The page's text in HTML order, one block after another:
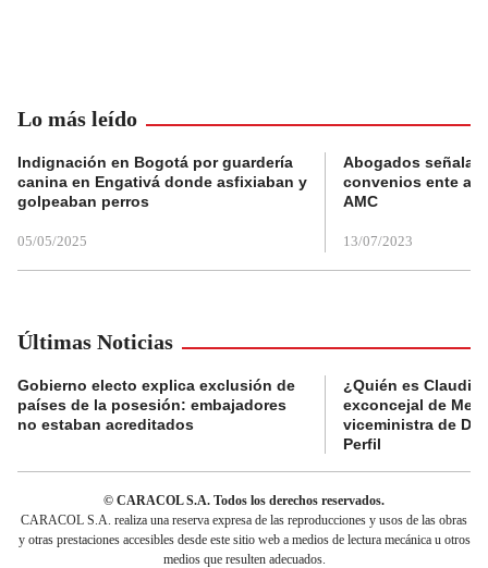
Lo más leído
Indignación en Bogotá por guardería
canina en Engativá donde asfixiaban y
golpeaban perros
05/05/2025
Abogados
convenios ente
AMC
13/07/2023
Últimas Noticias
Gobierno electo explica exclusión de
países de la posesión: embajadores
no estaban acreditados
¿Quién es Claudia
exconcejal de
viceministra de
Perfil
© CARACOL S.A. Todos los derechos reservados.
CARACOL S.A. realiza una reserva expresa de las reproducciones y usos de las obras
y otras prestaciones accesibles desde este sitio web a medios de lectura mecánica u otros
medios que resulten adecuados.